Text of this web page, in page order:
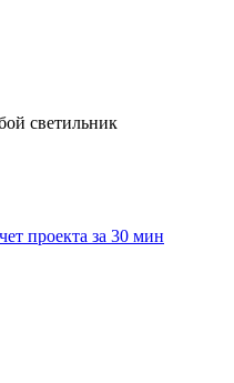
светильник
проекта за 30 мин